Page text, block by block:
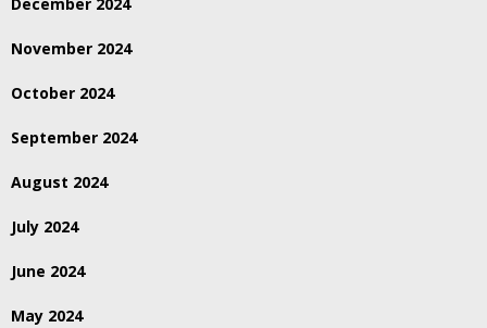
November 2024
October 2024
September 2024
August 2024
July 2024
June 2024
May 2024